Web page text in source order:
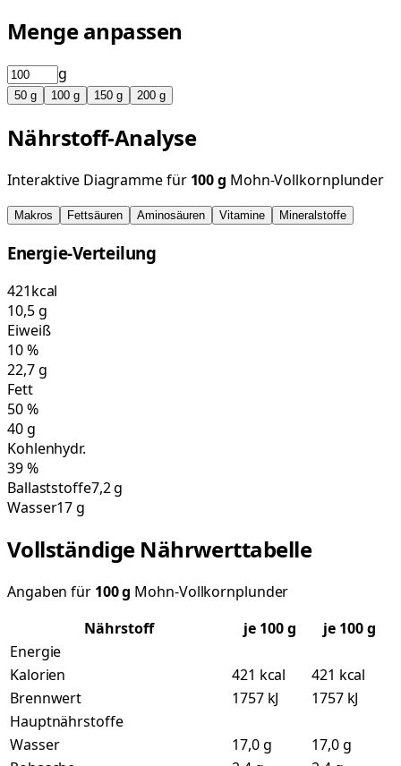
Menge anpassen
g
50 g 100 g 150 g 200 g
Nährstoff-Analyse
Interaktive Diagramme für 100g Mohn-Vollkornplunder
Makros Fettsäuren Aminosäuren Vitamine Mineralstoffe
Energie-Verteilung
421kcal
10,5g
Eiweiß
10%
22,7g
Fett
50%
40g
Kohlenhydr.
39%
Ballaststoffe7,2 g
Wasser17 g
Vollständige Nährwerttabelle
Angaben für 100g Mohn-Vollkornplunder
Nährstoff
je 100g
je 100 g
Energie
Kalorien
421 kcal
421 kcal
Brennwert
1757 kJ
1757 kJ
Hauptnährstoffe
Wasser
17,0 g
17,0 g